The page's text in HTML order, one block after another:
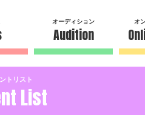
オーディション
Audition
オ
トリスト
List